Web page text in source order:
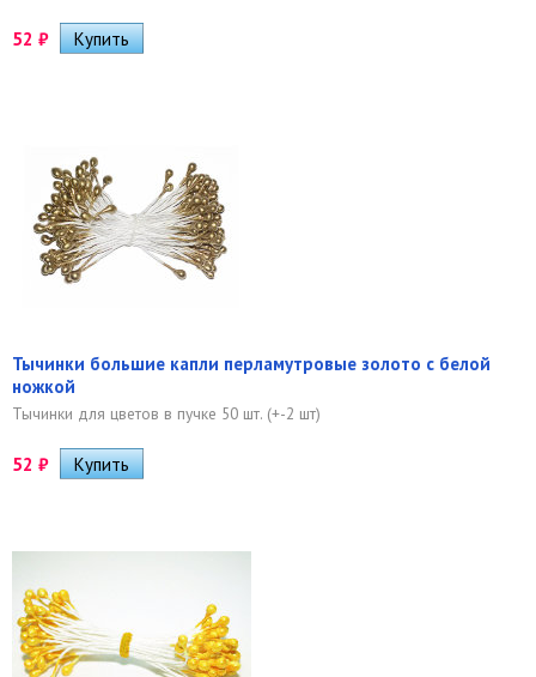
52 ₽
Тычинки большие капли перламутровые золото с белой
ножкой
Тычинки для цветов в пучке 50 шт. (+-2 шт)
52 ₽